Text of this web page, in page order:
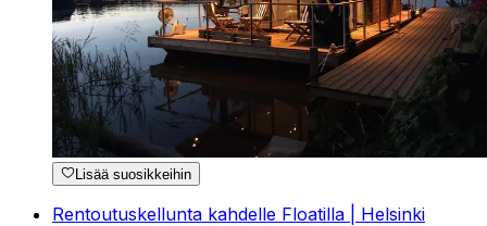
Lisää suosikkeihin
Rentoutuskellunta kahdelle Floatilla | Helsinki